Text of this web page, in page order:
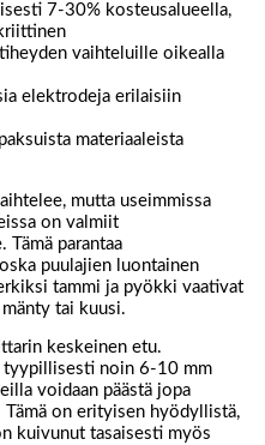
7-30% kosteusalueella,
vaihteluille oikealla
elektrodeja erilaisiin
materiaaleista
mutta useimmissa
on valmiit
parantaa
puulajien luontainen
tammi ja pyökki vaativat
tai kuusi.
keskeinen etu.
tyypillisesti noin 6-10 mm
voidaan päästä jopa
on erityisen hyödyllistä,
kuivunut tasaisesti myös